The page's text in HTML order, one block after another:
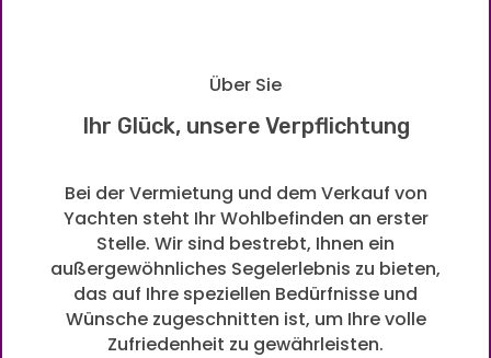
Über Sie
Ihr Glück, unsere Verpflichtung
Bei der Vermietung und dem Verkauf von
Yachten steht Ihr Wohlbefinden an erster
Stelle. Wir sind bestrebt, Ihnen ein
außergewöhnliches Segelerlebnis zu bieten,
das auf Ihre speziellen Bedürfnisse und
Wünsche zugeschnitten ist, um Ihre volle
Zufriedenheit zu gewährleisten.